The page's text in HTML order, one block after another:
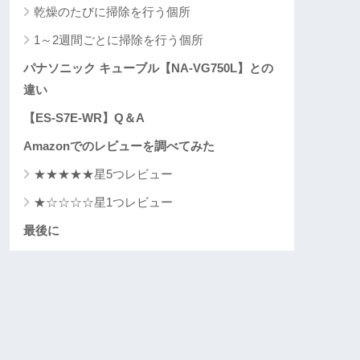
乾燥のたびに掃除を行う個所
1～2週間ごとに掃除を行う個所
パナソニック キューブル【NA-VG750L】との
違い
【ES-S7E-WR】Q＆A
Amazonでのレビューを調べてみた
★★★★★星5つレビュー
★☆☆☆☆星1つレビュー
最後に